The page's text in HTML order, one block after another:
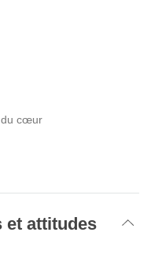
du cœur
et attitudes